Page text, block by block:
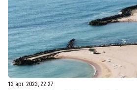
13 apr. 2023, 22:27